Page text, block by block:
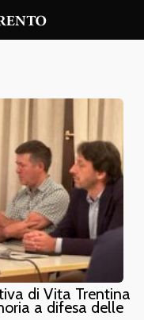
di Vita Trentina
a difesa delle